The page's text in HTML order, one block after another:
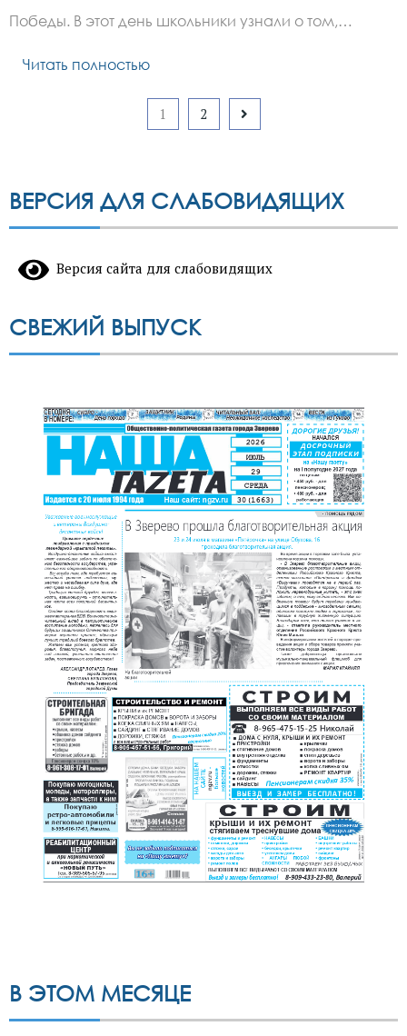
Победы. В этот день школьники узнали о том,…
Читать полностью
1 2
ВЕРСИЯ ДЛЯ СЛАБОВИДЯЩИХ
Версия сайта для слабовидящих
СВЕЖИЙ ВЫПУСК
В ЭТОМ МЕСЯЦЕ